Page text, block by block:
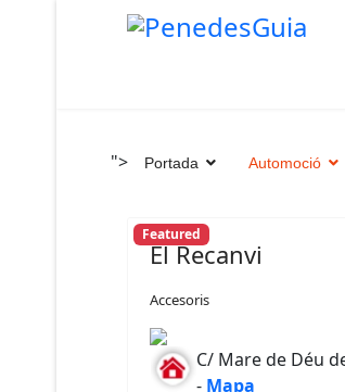
"> Portada Automoció
Featured
El Recanvi
Accesoris
C/ Mare de Déu
- Mapa